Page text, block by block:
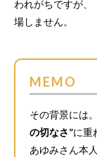
われがちですが
場しません。
MEMO
その背景には
の切なさ”に重
あゆみさん本